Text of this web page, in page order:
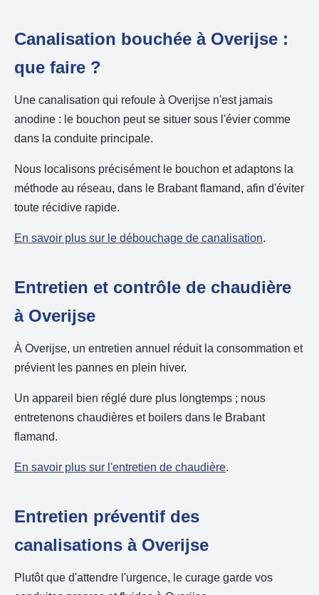
Canalisation bouchée à Overijse :
que faire ?
Une canalisation qui refoule à Overijse n'est jamais
anodine : le bouchon peut se situer sous l'évier comme
dans la conduite principale.
Nous localisons précisément le bouchon et adaptons la
méthode au réseau, dans le Brabant flamand, afin d'éviter
toute récidive rapide.
En savoir plus sur le débouchage de canalisation.
Entretien et contrôle de chaudière
à Overijse
À Overijse, un entretien annuel réduit la consommation et
prévient les pannes en plein hiver.
Un appareil bien réglé dure plus longtemps ; nous
entretenons chaudières et boilers dans le Brabant
flamand.
En savoir plus sur l'entretien de chaudière.
Entretien préventif des
canalisations à Overijse
Plutôt que d'attendre l'urgence, le curage garde vos